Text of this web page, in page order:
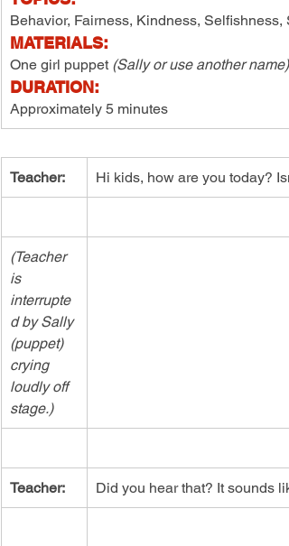
Behavior, Fairness, Kindness, Selfishness,
MATERIALS:
One girl puppet (Sally or use another name)
DURATION:
Approximately 5 minutes
Teacher: Hi kids, how are you today?
(Teacher
is
interrupte
d by Sally
(puppet)
crying
loudly off
stage.)
Teacher: Did you hear that? It sounds